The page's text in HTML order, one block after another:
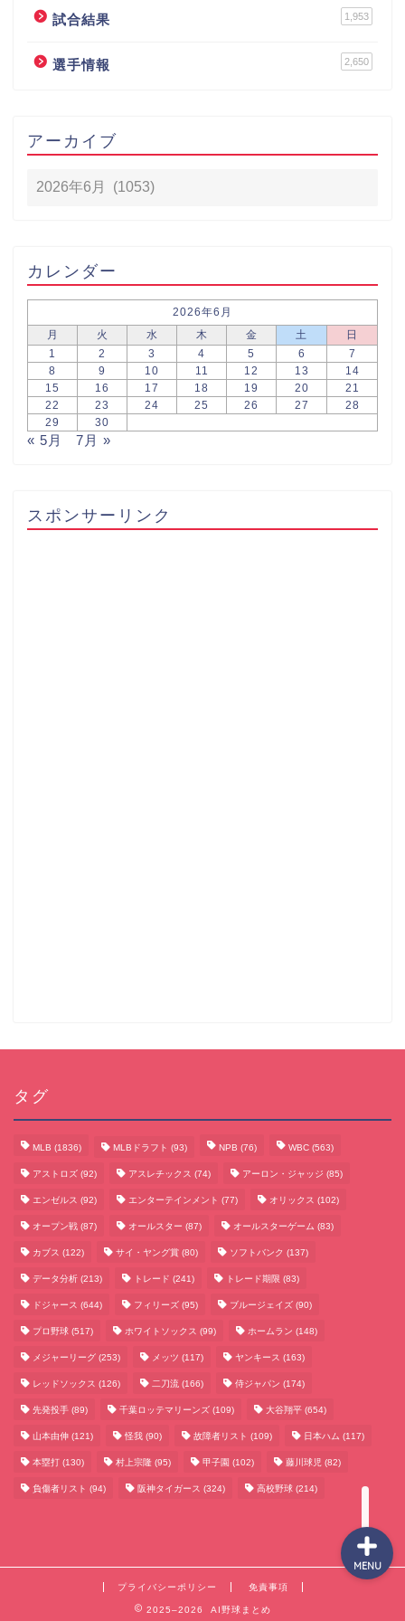
試合結果 1,953
選手情報 2,650
アーカイブ
カレンダー
2026年6月
月
火 水 木 金 土
日
1
2 3 4 5 6
7
8
9 10 11 12 13
14
15
16 17 18 19 20
21
22
23 24 25 26 27
28
29
30
« 5月 7月 »
スポンサーリンク
タグ
MLB (1836) MLBドラフト (93) NPB (76) WBC (563)
アストロズ (92) アスレチックス (74) アーロン・ジャッジ (85)
エンゼルス (92) エンターテインメント (77) オリックス (102)
オープン戦 (87) オールスター (87) オールスターゲーム (83)
カブス (122) サイ・ヤング賞 (80) ソフトバンク (137)
データ分析 (213) トレード (241) トレード期限 (83)
ドジャース (644) フィリーズ (95) ブルージェイズ (90)
プロ野球 (517) ホワイトソックス (99) ホームラン (148)
メジャーリーグ (253) メッツ (117) ヤンキース (163)
レッドソックス (126) 二刀流 (166) 侍ジャパン (174)
先発投手 (89) 千葉ロッテマリーンズ (109) 大谷翔平 (654)
山本由伸 (121) 怪我 (90) 故障者リスト (109) 日本ハム (117)
本塁打 (130) 村上宗隆 (95) 甲子園 (102) 藤川球児 (82)
負傷者リスト (94) 阪神タイガース (324) 高校野球 (214)
プライバシーポリシー 免責事項
2025–2026 AI野球まとめ
MENU
テクノロジーまとめ
ビジネス・経済まとめ